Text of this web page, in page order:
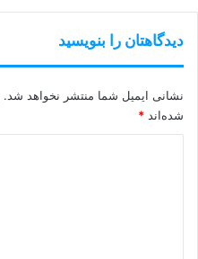
دیدگاهتان را بنویسید
نشانی ایمیل شما منتشر نخواهد شد.
شده‌اند *